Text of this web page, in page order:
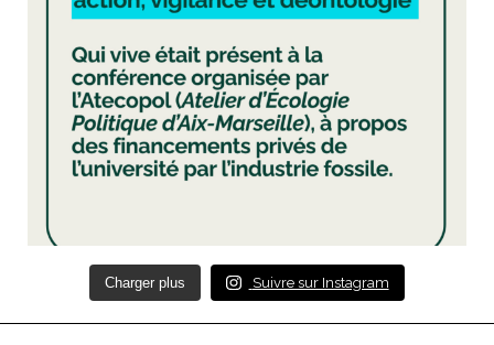
Charger plus Suivre sur Instagram